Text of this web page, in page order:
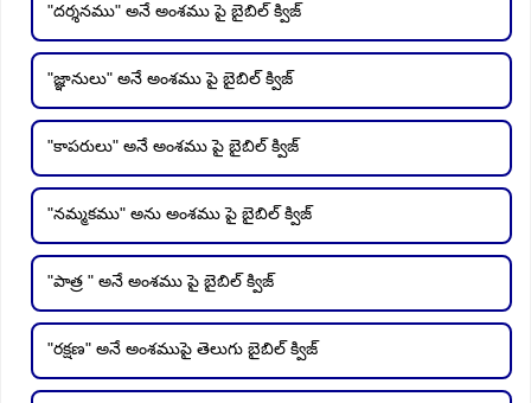
"దర్శనము" అనే అంశము పై బైబిల్ క్విజ్
"జ్ఞానులు" అనే అంశము పై బైబిల్ క్విజ్
"కాపరులు" అనే అంశము పై బైబిల్ క్విజ్
"నమ్మకము" అను అంశము పై బైబిల్ క్విజ్
"పాత్ర " అనే అంశము పై బైబిల్ క్విజ్
"రక్షణ" అనే అంశముపై తెలుగు బైబిల్ క్విజ్